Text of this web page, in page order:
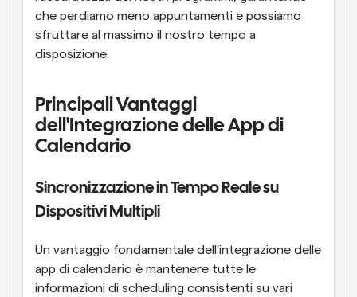
che perdiamo meno appuntamenti e possiamo
sfruttare al massimo il nostro tempo a
disposizione.
Principali Vantaggi
dell'Integrazione delle App di
Calendario
Sincronizzazione in Tempo Reale su
Dispositivi Multipli
Un vantaggio fondamentale dell'integrazione delle
app di calendario è mantenere tutte le
informazioni di scheduling consistenti su vari